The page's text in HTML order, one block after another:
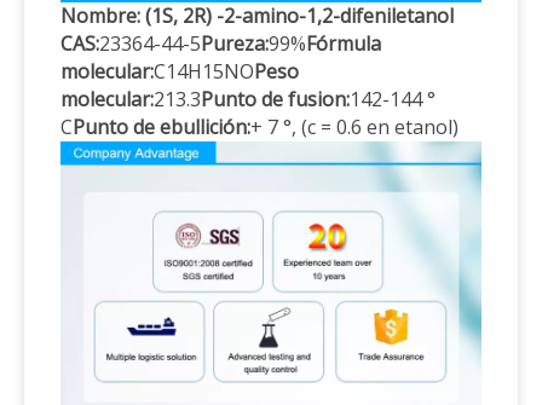
Nombre: (1S, 2R) -2-amino-1,2-difeniletanol
CAS:23364-44-5Pureza:99%Fórmula
molecular:C14H15NOPeso
molecular:213.3Punto de fusion:142-144 °
CPunto de ebullición:+ 7 °, (c = 0.6 en etanol)